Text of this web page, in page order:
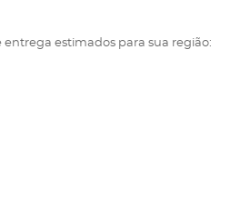
entrega estimados para sua região: